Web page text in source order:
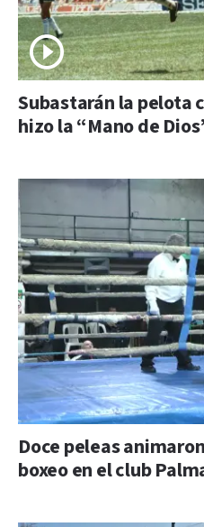
Subastarán la pelota
hizo la “Mano de
Doce peleas
boxeo en el club